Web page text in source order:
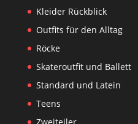
Kleider Rückblick
Outfits für den Alltag
Röcke
Skateroutfit und Ballett
Standard und Latein
Teens